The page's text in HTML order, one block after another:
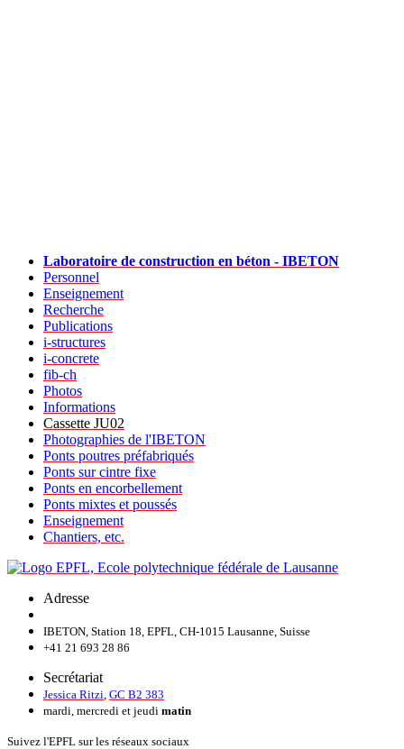
Laboratoire de construction en béton - IBETON
Personnel
Enseignement
Recherche
Publications
i-structures
i-concrete
fib-ch
Photos
Informations
Cassette JU02
Photographies de l'IBETON
Ponts poutres préfabriqués
Ponts sur cintre fixe
Ponts en encorbellement
Ponts mixtes et poussés
Enseignement
Chantiers, etc.
Adresse
IBETON, Station 18, EPFL, CH-1015 Lausanne, Suisse
+41 21 693 28 86
Secrétariat
Jessica Ritzi GC B2 383
mardi, mercredi et jeudi matin
Suivez l'EPFL sur les réseaux sociaux